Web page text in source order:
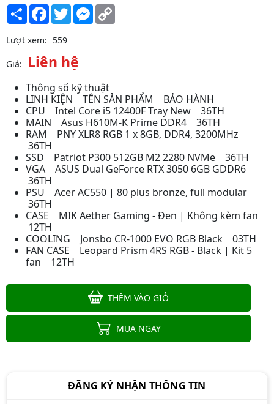
Share Facebook
TwitterMessenger
Lượt xem: 559
Giá: Liên hệ
Thông số kỹ thuật
LINH KIỆN TÊN SẢN PHẨM BẢO HÀNH
CPU Intel Core i5 12400F Tray New 36TH
MAIN Asus H610M-K Prime DDR4 36TH
RAM PNY XLR8 RGB 1 x 8GB, DDR4, 3200MHz
36TH
SSD Patriot P300 512GB M2 2280 NVMe 36TH
VGA ASUS Dual GeForce RTX 3050 6GB GDDR6
36TH
PSU Acer AC550 | 80 plus bronze, full modular
36TH
CASE MIK Aether Gaming - Đen | Không kèm fan
12TH
COOLING Jonsbo CR-1000 EVO RGB Black 03TH
FAN CASE Leopard Prism 4RS RGB - Black | Kit 5
fan 12TH
THÊM VÀO GIỎ
MUA NGAY
ĐĂNG KÝ NHẬN THÔNG TIN
PC Gaming | Intel I3 12100F\ RX
512GB
Liên hệ
Máy XEON Giả Lập E5-2680 V4/ X99
Dual CPU/ Ram 64G/ NVME 512G/
Card 8G/ Nguồn 650W
Liên hệ